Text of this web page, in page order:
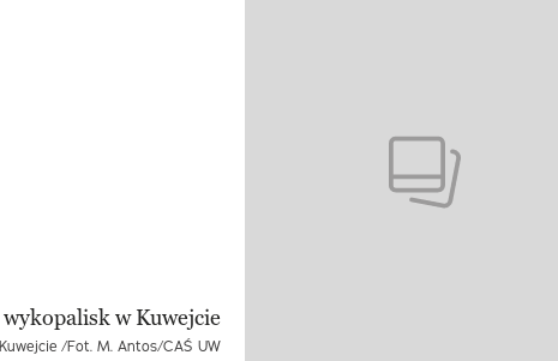
/Fot. M. Antos/CAŚ UW